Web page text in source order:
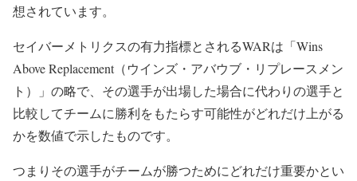
想されています。
セイバーメトリクスの有力指標とされるWARは「Wins
Above Replacement（ウインズ・アバウブ・リプレースメン
ト）」の略で、その選手が出場した場合に代わりの選手と
比較してチームに勝利をもたらす可能性がどれだけ上がる
かを数値で示したものです。
つまりその選手がチームが勝つためにどれだけ重要かとい